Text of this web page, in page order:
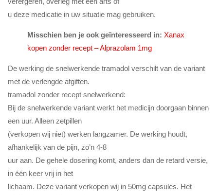
u deze medicatie in uw situatie mag gebruiken.
Misschien ben je ook geïnteresseerd in: Xanax
kopen zonder recept – Alprazolam 1mg
De werking de snelwerkende tramadol verschilt van de variant
met de verlengde afgiften.
tramadol zonder recept snelwerkend:
Bij de snelwerkende variant werkt het medicijn doorgaan binnen
een uur. Alleen zetpillen
(verkopen wij niet) werken langzamer. De werking houdt,
afhankelijk van de pijn, zo’n 4-8
uur aan. De gehele dosering komt, anders dan de retard versie,
in één keer vrij in het
lichaam. Deze variant verkopen wij in 50mg capsules. Het